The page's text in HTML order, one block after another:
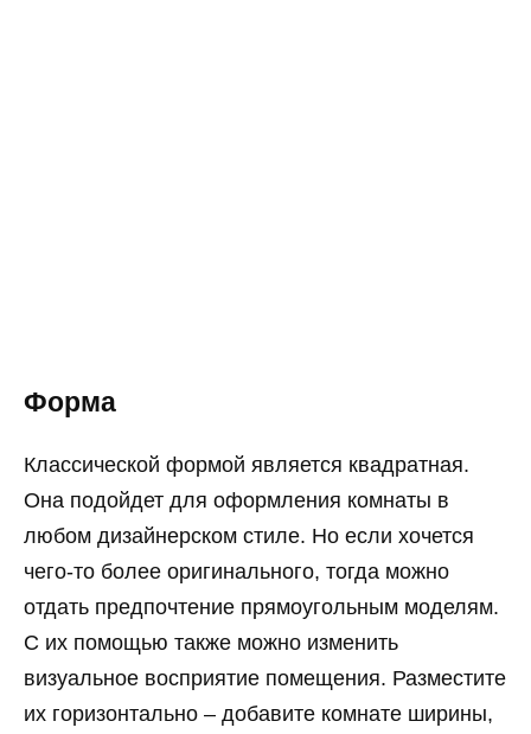
Форма
Классической формой является квадратная.
Она подойдет для оформления комнаты в
любом дизайнерском стиле. Но если хочется
чего-то более оригинального, тогда можно
отдать предпочтение прямоугольным моделям.
С их помощью также можно изменить
визуальное восприятие помещения. Разместите
их горизонтально – добавите комнате ширины,